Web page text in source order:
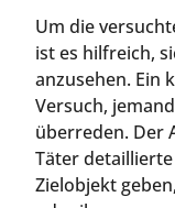
Um die
ist es hilfreich,
anzusehen. Ein
Versuch,
überreden. Der
Täter
Zielobjekt